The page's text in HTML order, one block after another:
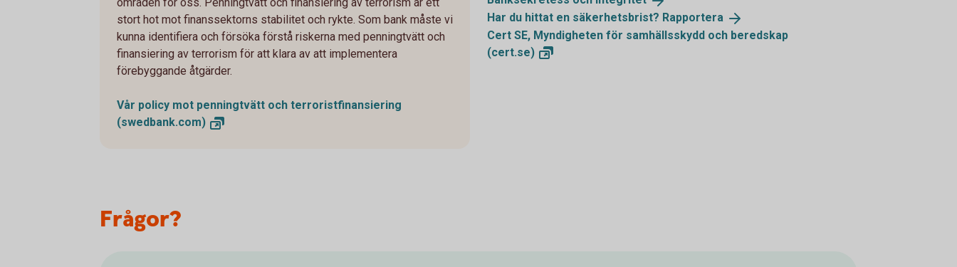
stort hot mot finanssektorns stabilitet och rykte. Som bank måste vi
kunna identifiera och försöka förstå riskerna med penningtvätt och
finansiering av terrorism för att klara av att implementera
förebyggande åtgärder.
Vår policy mot penningtvätt och terroristfinansiering
(swedbank.com)
Har du hittat en säkerhetsbrist? Rapportera
Cert SE, Myndigheten för samhällsskydd och beredskap
(cert.se)
Frågor?